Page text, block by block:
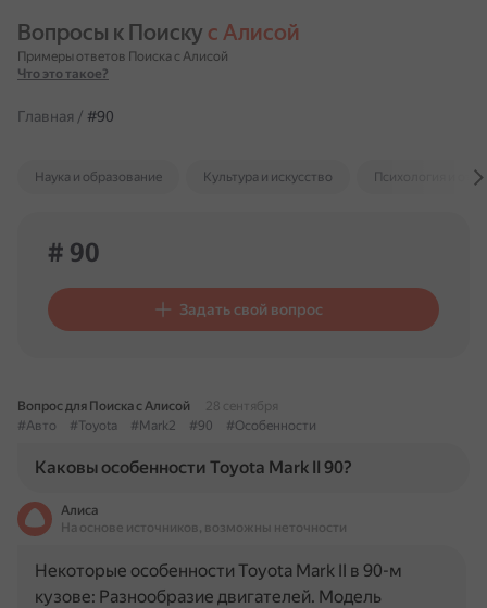
Вопросы к Поиску с Алисой
Примеры ответов Поиска с Алисой
Что это такое?
Главная / #90
Наука и образование Культура и искусство Психология и
# 90
Задать свой вопрос
Вопрос для Поиска с Алисой
28 сентября
#Авто
#Toyota #Mark2 #90 #Особенности
Каковы особенности Toyota Mark II 90?
Алиса
На основе источников, возможны неточности
Некоторые особенности Toyota Mark II в 90-м
кузове: Разнообразие двигателей. Модель